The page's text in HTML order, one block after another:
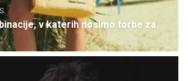
v katerih nosimo torbe za